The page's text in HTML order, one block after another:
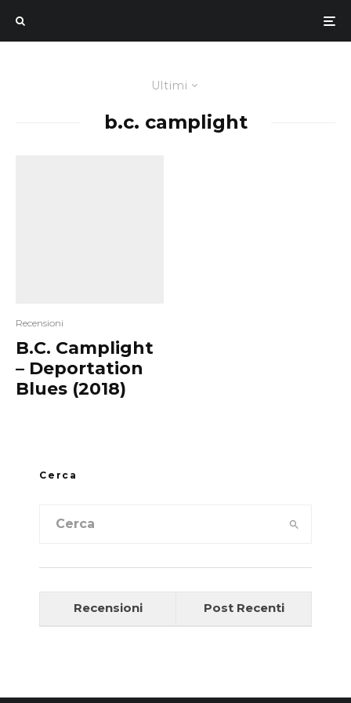
Ultimi
b.c. camplight
Recensioni
B.C. Camplight
– Deportation
Blues (2018)
Cerca
Recensioni Post Recenti